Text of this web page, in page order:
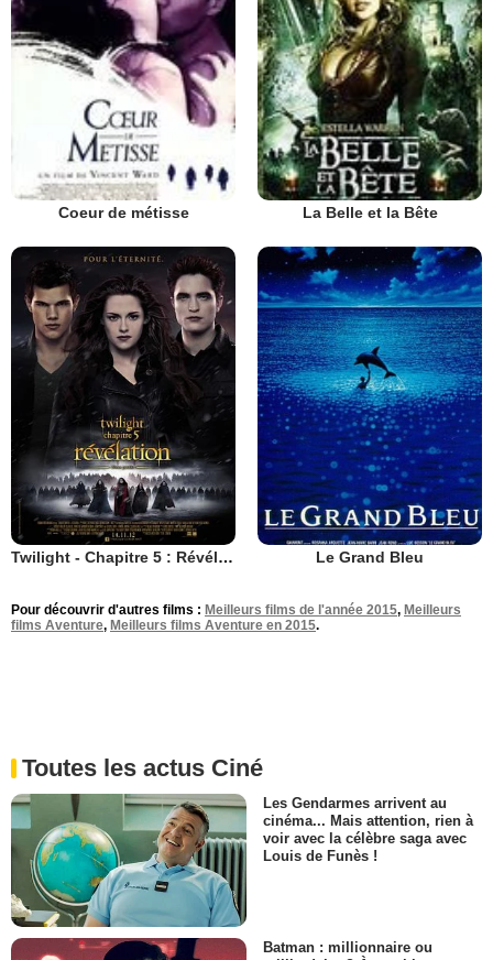
Coeur de métisse La Belle et la Bête
Twilight - Chapitre 5 : Révélation 2e partie Le Grand Bleu
Pour découvrir d'autres films : Meilleurs films de l'année 2015, Meilleurs
films Aventure, Meilleurs films Aventure en 2015.
Toutes les actus Ciné
Les Gendarmes arrivent au
cinéma... Mais attention, rien à
voir avec la célèbre saga avec
Louis de Funès !
Batman : millionnaire ou